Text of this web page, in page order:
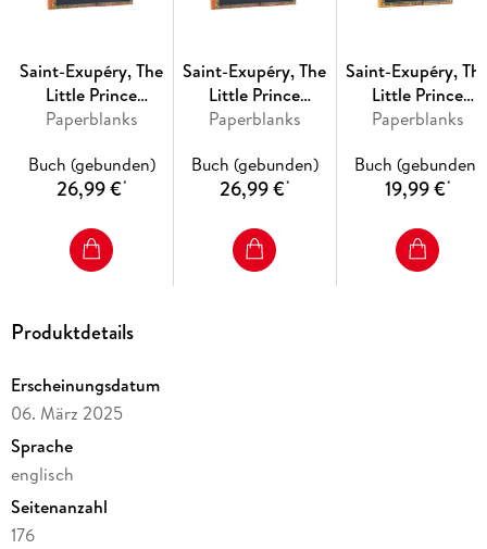
Saint-Exupéry, The
Little Prince
(Embellished
Collection) Ultra
Lined Hardcover
Closure)
Paperblanks
Buch (gebunden)
26,99 €*
Saint-Exupéry, The
Little Prince
(Embellished
Collection) Ultra
Unlined Hardcover
Closure)
Paperblanks
Buch (gebunden)
26,99 €*
Saint-Exupéry,
Little Prince
(Embellished
Collection) Midi
Unlined
Closure)
Paperblanks
Buch (gebunden)
19,99 €*
Produktdetails
Erscheinungsdatum
06. März 2025
Sprache
englisch
Seitenanzahl
176